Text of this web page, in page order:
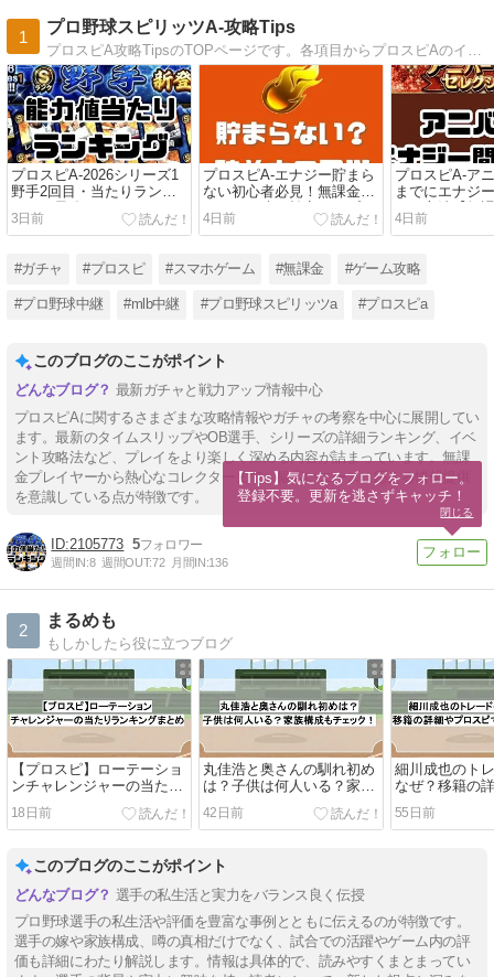
1
プロ野球スピリッツA-攻略Tips
プロスピA-2026シリーズ1
野手2回目・当たりランキ
ング！最強ミートパワー
は？
3日前
プロスピA-エナジー貯まら
ない初心者必見！無課金で
エナジー稼ぎ効率アップの
コツ
4日前
プロスピA-ア
までにエナジ
せる方法【無
4日前
#ガチャ #プロスピ #スマホゲーム #無課金 #ゲーム攻略
#プロ野球中継 #mlb中継 #プロ野球スピリッツa #プロスピa
このブログのここがポイント
最新ガチャと戦力アップ情報中心
プロスピAに関するさまざまな攻略情報やガチャの考察を中心に展開してい
ます。最新のタイムスリップやOB選手、シリーズの詳細ランキング、イベ
ント攻略法など、プレイをより楽しく深める内容が詰まっています。無課
金プレイヤーから熱心なコレクターまで、幅広いニーズに応える情報提供
を意識している点が特徴です。
2105773 5
週間IN:8 週間OUT:72 月間IN:136
2
まるめも
もしかしたら役に立つブログ
【プロスピ】ローテーショ
ンチャレンジャーの当たり
ランキングまとめ
18日前
丸佳浩と奥さんの馴れ初め
は？子供は何人いる？家族
構成もチェック！
42日前
細川成也のト
なぜ？移籍の
ピでの評価も
55日前
このブログのここがポイント
選手の私生活と実力をバランス良く伝授
プロ野球選手の私生活や評価を豊富な事例とともに伝えるのが特徴です。
選手の嫁や家族構成、噂の真相だけでなく、試合での活躍やゲーム内の評
価も詳細にわたり解説します。情報は具体的で、読みやすくまとまってい
【Tips】気になるブログをフォロー。
登録不要。更新を逃さずキャッチ！
閉じる